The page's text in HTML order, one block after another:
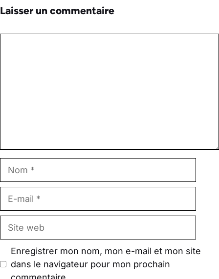
Laisser un commentaire
Nom
E-
Site
Enregistrer mon nom, mon e-mail et mon site
dans le navigateur pour mon prochain